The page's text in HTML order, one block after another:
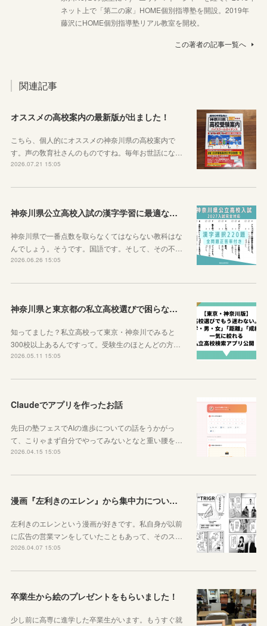
ネット上で「第二の家」HOME個別指導塾を開設。2019年
藤沢にHOME個別指導塾リアル教室を開校。
この著者の記事一覧へ
関連記事
オススメの高校案内の最新版が出ました！
こちら、個人的にオススメの神奈川県の高校案内で
す。声の敎育社さんのものですね。毎年お世話にな…
2026.07.21 15:05
神奈川県公立高校入試の漢字学習に最適な教材を紹介します！
神奈川県で一番点数を取らなくてはならない教科はな
んでしょう。そうです。国語です。そして、その不…
2026.06.26 15:05
神奈川県と東京都の私立高校選びで困らなくなるサイトを紹介するよ！
知ってました？私立高校って東京・神奈川でみると
300校以上あるんですって。受験生のほとんどの方…
2026.05.11 15:05
Claudeでアプリを作ったお話
先日の塾フェスでAIの進歩についての話をうかがっ
て、こりゃまず自分でやってみないとなと重い腰を…
2026.04.15 15:05
漫画『左利きのエレン』から集中力について学ぼう
左利きのエレンという漫画が好きです。私自身が以前
に広告の営業マンをしていたこともあって、そのス…
2026.04.07 15:05
卒業生から絵のプレゼントをもらいました！
少し前に高専に進学した卒業生がいます。もうすぐ就